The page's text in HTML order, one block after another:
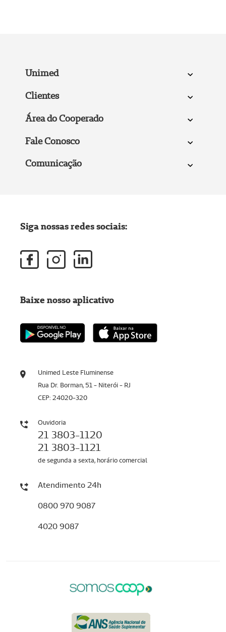
Unimed
Clientes
Área do Cooperado
Fale Conosco
Comunicação
Unimed Leste Fluminense
Rua Dr. Borman, 51 - Niterói - RJ
CEP: 24020-320
Ouvidoria
21 3803-1120
21 3803-1121
de segunda a sexta, horário comercial
Atendimento 24h
0800 970 9087
4020 9087
Siga nossas redes sociais:
Baixe nosso aplicativo